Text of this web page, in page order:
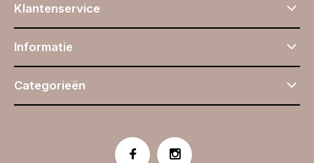
Klantenservice
Informatie
Categorieën